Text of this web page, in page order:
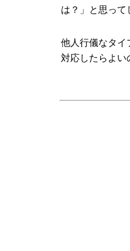
は？」と思って
他人行儀なタイ
対応したらよい